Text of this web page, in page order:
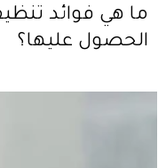
ما هي فوائد
الحصول عليها؟